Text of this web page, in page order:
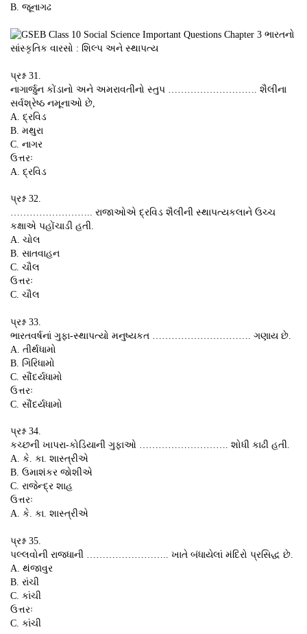
B. જૂનાગઢ
પ્રશ્ન 31.
નાગાર્જુન કોંડાનો અને અમરાવતીનો સ્તુપ ………………………. શૈલીના
સર્વશ્રેષ્ઠ નમૂનાઓ છે,
A. દ્રવિડ
B. મથુરા
C. નાગર
ઉત્તરઃ
A. દ્રવિડ
પ્રશ્ન 32.
…………………….. રાજાઓએ દ્રવિડ શૈલીની સ્થાપત્યકલાને ઉચ્ચ
કક્ષાએ પહોંચાડી હતી.
A. ચોલ
B. સાતવાહન
C. ચૌલ
ઉત્તરઃ
C. ચૌલ
પ્રશ્ન 33.
ભારતવર્ષનાં ગુફા-સ્થાપત્યો મનુષ્યકત …………………………. ગણાય છે.
A. તીર્થધામો
B. ગિરિધામો
C. સૌંદર્યધામો
ઉત્તરઃ
C. સૌંદર્યધામો
પ્રશ્ન 34.
કચ્છની ખાપરા-કોડિયાની ગુફાઓ ………………………. શોધી કાઢી હતી.
A. કે. કા. શાસ્ત્રીએ
B. ઉમાશંકર જોશીએ
C. રાજેન્દ્ર શાહ
ઉત્તરઃ
A. કે. કા. શાસ્ત્રીએ
પ્રશ્ન 35.
પલ્લવોની રાજધાની …………………….. ખાતે બંધાયેલાં મંદિરો પ્રસિદ્ધ છે.
A. થંજાવુર
B. રાંચી
C. કાંચી
ઉત્તરઃ
C. કાંચી